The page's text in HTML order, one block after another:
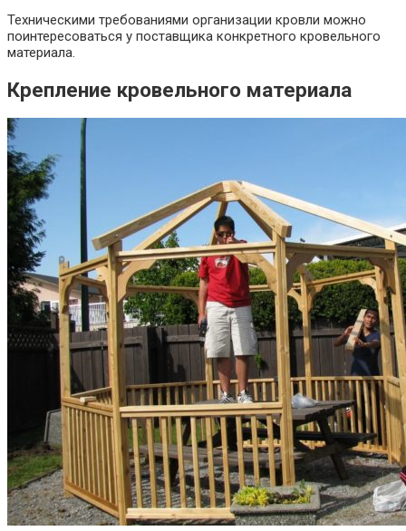
Техническими требованиями организации кровли можно
поинтересоваться у поставщика конкретного кровельного
материала.
Крепление кровельного материала